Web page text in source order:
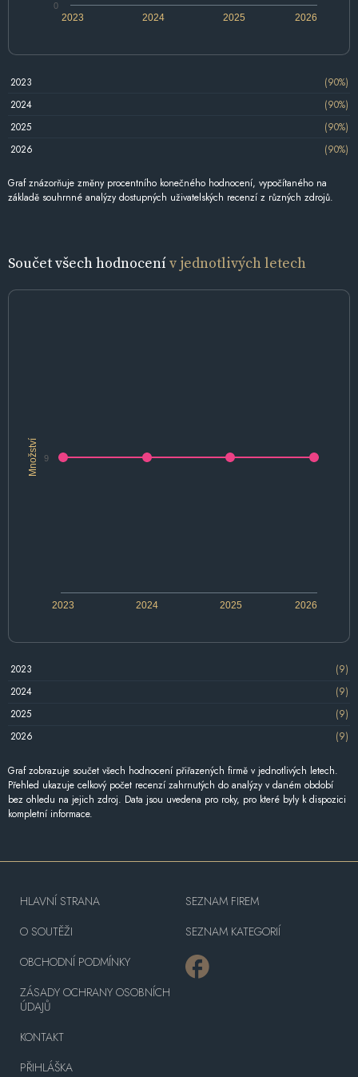
2024 2026
2023 2025
0
2023
(90%)
2024
(90%)
2025
(90%)
2026
(90%)
Graf znázorňuje změny procentního konečného hodnocení, vypočítaného na
základě souhrnné analýzy dostupných uživatelských recenzí z různých zdrojů.
Součet všech hodnocenív jednotlivých letech
Množství
2024 2026
2023 2025
9
2023
(9)
2024
(9)
2025
(9)
2026
(9)
Graf zobrazuje součet všech hodnocení přiřazených firmě v jednotlivých letech.
Přehled ukazuje celkový počet recenzí zahrnutých do analýzy v daném období
bez ohledu na jejich zdroj. Data jsou uvedena pro roky, pro které byly k dispozici
kompletní informace.
HLAVNÍ STRANA
O SOUTĚŽI
OBCHODNÍ PODMÍNKY
ZÁSADY OCHRANY OSOBNÍCH
ÚDAJŮ
KONTAKT
PŘIHLÁŠKA
SEZNAM FIREM
SEZNAM KATEGORIÍ